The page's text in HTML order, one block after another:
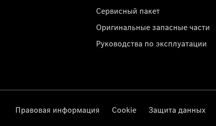
Сервисный пакет
Оригинальные запасные части
Руководства по эксплуатации
Правовая информация Cookie Защита данных